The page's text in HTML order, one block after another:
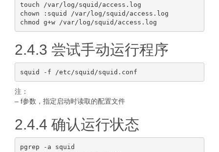
touch /var/log/squid/access.log
chown :squid /var/log/squid/access.log
2.4.3 尝试手动运行程序
注：
– f参数，指定启动时读取的配置文件
2.4.4 确认运行状态
pgrep -a squid